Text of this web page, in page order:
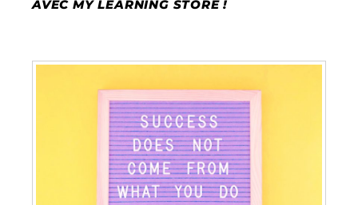
AVEC MY LEARNING STORE !